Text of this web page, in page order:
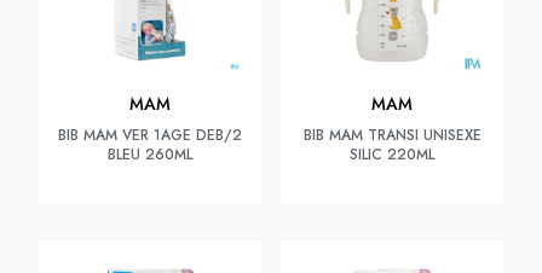
MAM
BIB MAM VER 1AGE DEB/2
BLEU 260ML
MAM
BIB MAM TRANSI UNISEXE
SILIC 220ML